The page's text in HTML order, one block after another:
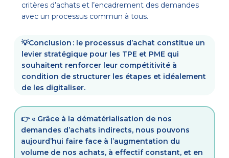
critères d’achats et l’encadrement des demandes
avec un processus commun à tous.
💡Conclusion : le processus d’achat constitue un
levier stratégique pour les TPE et PME qui
souhaitent renforcer leur compétitivité à
condition de structurer les étapes et idéalement
de les digitaliser.
👉« Grâce à la dématérialisation de nos
demandes d’achats indirects, nous pouvons
aujourd’hui faire face à l’augmentation du
volume de nos achats, à effectif constant, et en